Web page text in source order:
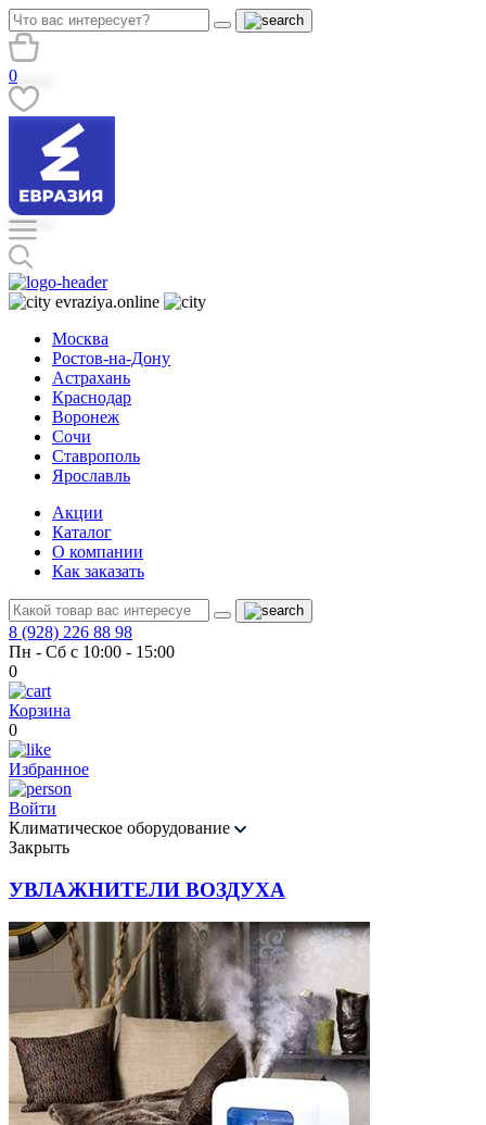
0
evraziya.online
Москва
Ростов-на-Дону
Астрахань
Краснодар
Воронеж
Сочи
Ставрополь
Ярославль
Акции
Каталог
О компании
Как заказать
8 (928) 226 88 98
Пн - Сб с 10:00 - 15:00
0
Корзина
0
Избранное
Войти
Климатическое оборудование
Закрыть
УВЛАЖНИТЕЛИ ВОЗДУХА